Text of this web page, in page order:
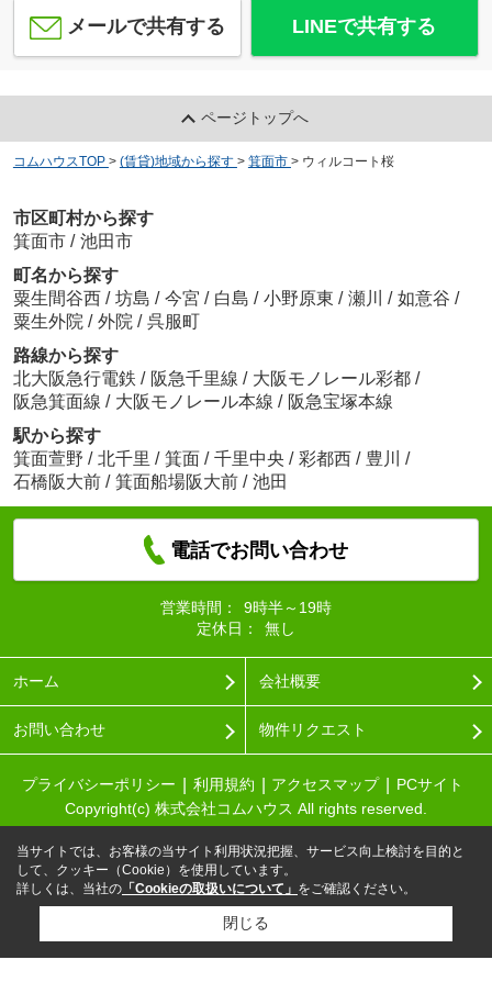
メールで共有する LINEで共有する
ページトップへ
コムハウスTOP > (賃貸)地域から探す > 箕面市 > ウィルコート桜
市区町村から探す
箕面市 / 池田市
町名から探す
粟生間谷西 / 坊島 / 今宮 / 白島 / 小野原東 / 瀬川 / 如意谷 /
粟生外院 / 外院 / 呉服町
路線から探す
北大阪急行電鉄 / 阪急千里線 / 大阪モノレール彩都 /
阪急箕面線 / 大阪モノレール本線 / 阪急宝塚本線
駅から探す
箕面萱野 / 北千里 / 箕面 / 千里中央 / 彩都西 / 豊川
/
石橋阪大前 / 箕面船場阪大前 / 池田
電話でお問い合わせ
営業時間：
9時半～19時
定休日：
無し
ホーム 会社概要
お問い合わせ 物件リクエスト
プライバシーポリシー 利用規約 アクセスマップ
PCサイト
Copyright(c) 株式会社コムハウス All rights reserved.
当サイトでは、お客様の当サイト利用状況把握、サービス向上検討を目的と
して、クッキー（Cookie）を使用しています。
詳しくは、当社の 「Cookieの取扱いについて」 をご確認ください。
閉じる